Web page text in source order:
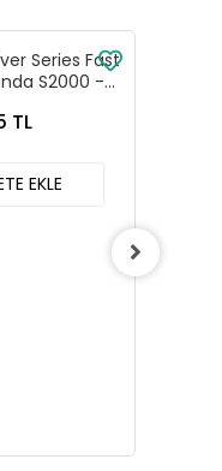
Series Fast
S2000 -
TL
EKLE